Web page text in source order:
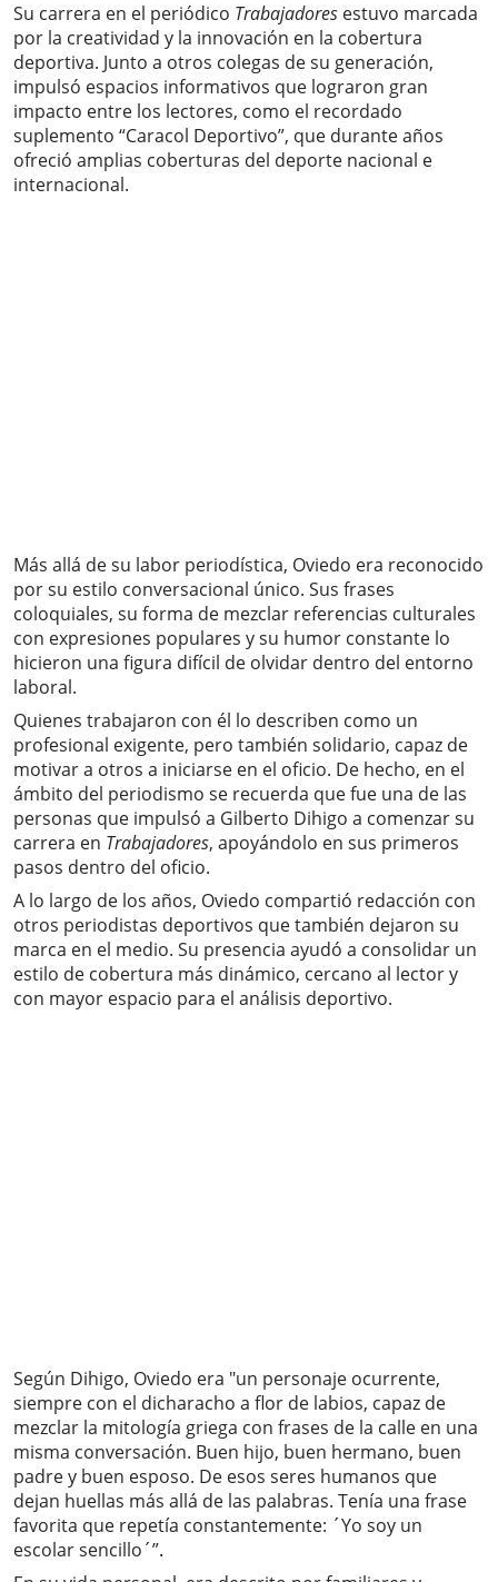
Su carrera en el periódico Trabajadores estuvo marcada
por la creatividad y la innovación en la cobertura
deportiva. Junto a otros colegas de su generación,
impulsó espacios informativos que lograron gran
impacto entre los lectores, como el recordado
suplemento “Caracol Deportivo”, que durante años
ofreció amplias coberturas del deporte nacional e
internacional.
Más allá de su labor periodística, Oviedo era reconocido
por su estilo conversacional único. Sus frases
coloquiales, su forma de mezclar referencias culturales
con expresiones populares y su humor constante lo
hicieron una figura difícil de olvidar dentro del entorno
laboral.
Quienes trabajaron con él lo describen como un
profesional exigente, pero también solidario, capaz de
motivar a otros a iniciarse en el oficio. De hecho, en el
ámbito del periodismo se recuerda que fue una de las
personas que impulsó a Gilberto Dihigo a comenzar su
carrera en Trabajadores, apoyándolo en sus primeros
pasos dentro del oficio.
A lo largo de los años, Oviedo compartió redacción con
otros periodistas deportivos que también dejaron su
marca en el medio. Su presencia ayudó a consolidar un
estilo de cobertura más dinámico, cercano al lector y
con mayor espacio para el análisis deportivo.
Según Dihigo, Oviedo era "un personaje ocurrente,
siempre con el dicharacho a flor de labios, capaz de
mezclar la mitología griega con frases de la calle en una
misma conversación. Buen hijo, buen hermano, buen
padre y buen esposo. De esos seres humanos que
dejan huellas más allá de las palabras. Tenía una frase
favorita que repetía constantemente: ´Yo soy un
escolar sencillo´”.